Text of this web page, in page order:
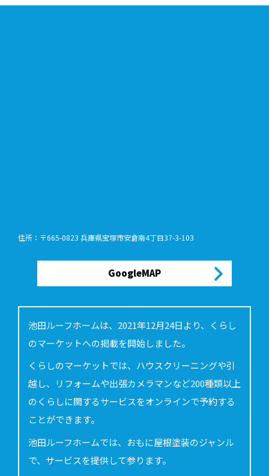
住所：〒665-0823 兵庫県宝塚市安倉南4丁目37-3-103
GoogleMAP
池田ルーフホームは、2021年12月24日より、くらし
のマーケットへの掲載を開始しました。
くらしのマーケットでは、ハウスクリーニングや引
越し、リフォームや出張カメラマンなど200種類以上
のくらしに関するサービスをオンラインで予約する
ことができます。
池田ルーフホームでは、おもに屋根塗装のジャンル
で、サービスを提供して参ります。